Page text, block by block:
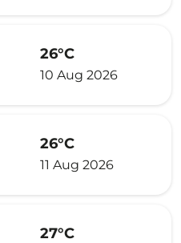
26°C
10 Aug 2026
26°C
11 Aug 2026
27°C